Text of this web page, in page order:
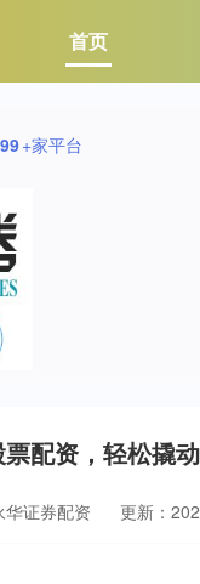
首页
+家平台
配资，轻松撬
华证券配资 更新：